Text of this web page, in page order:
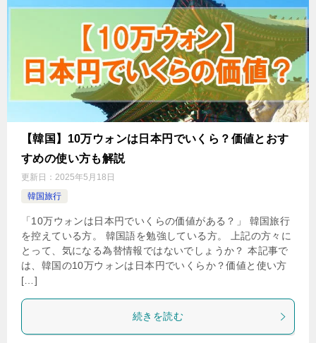
【韓国】10万ウォンは日本円でいくら？価値とおす
すめの使い方も解説
更新日： 2025年5月18日
韓国旅行
「10万ウォンは日本円でいくらの価値がある？」 韓国旅行
を控えている方。 韓国語を勉強している方。 上記の方々に
とって、気になる為替情報ではないでしょうか？ 本記事で
は、韓国の10万ウォンは日本円でいくらか？価値と使い方
[…]
続きを読む